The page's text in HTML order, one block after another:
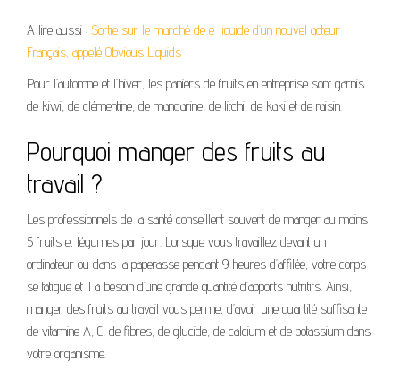
A lire aussi : Sortie sur le marché de e-liquide d’un nouvel acteur
Français, appelé Obvious Liquids
Pour l’automne et l’hiver, les paniers de fruits en entreprise sont garnis
de kiwi, de clémentine, de mandarine, de litchi, de kaki et de raisin.
Pourquoi manger des fruits au
travail ?
Les professionnels de la santé conseillent souvent de manger au moins
5 fruits et légumes par jour. Lorsque vous travaillez devant un
ordinateur ou dans la paperasse pendant 9 heures d’affilée, votre corps
se fatigue et il a besoin d’une grande quantité d’apports nutritifs. Ainsi,
manger des fruits au travail vous permet d’avoir une quantité suffisante
de vitamine A, C, de fibres, de glucide, de calcium et de potassium dans
votre organisme.